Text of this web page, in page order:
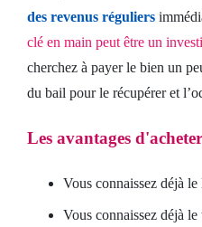
des revenus réguliers
clé en main peut être un
cherchez à payer le bien un
du bail pour le récupérer et
Les avantages
Vous connaissez déjà
Vous connaissez déjà